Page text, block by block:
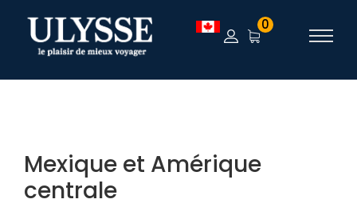
TEST 0
Mexique et Amérique
centrale